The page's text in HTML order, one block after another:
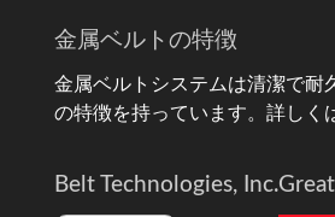
金属ベルトの特徴
金属ベルトシステムは清潔で耐
の特徴を持っています。 詳しく
Belt Technologies, Inc.